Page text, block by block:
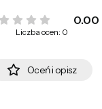
0.00
Liczba ocen: 0
Oceń i opisz